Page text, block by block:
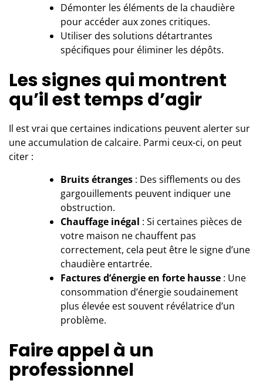
Démonter les éléments de la chaudière
pour accéder aux zones critiques.
Utiliser des solutions détartrantes
spécifiques pour éliminer les dépôts.
Les signes qui montrent
qu’il est temps d’agir
Il est vrai que certaines indications peuvent alerter sur
une accumulation de calcaire. Parmi ceux-ci, on peut
citer :
Bruits étranges : Des sifflements ou des
gargouillements peuvent indiquer une
obstruction.
Chauffage inégal : Si certaines pièces de
votre maison ne chauffent pas
correctement, cela peut être le signe d’une
chaudière entartrée.
Factures d’énergie en forte hausse : Une
consommation d’énergie soudainement
plus élevée est souvent révélatrice d’un
problème.
Faire appel à un
professionnel